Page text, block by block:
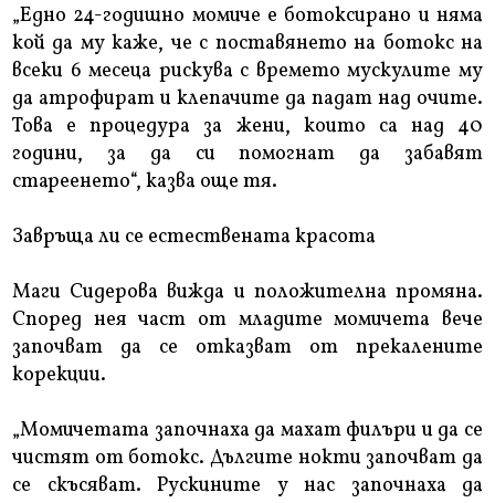
„Едно 24-годишно момиче е ботоксирано и няма
кой да му каже, че с поставянето на ботокс на
всеки 6 месеца рискува с времето мускулите му
да атрофират и клепачите да падат над очите.
Това е процедура за жени, които са над 40
години, за да си помогнат да забавят
стареенето“, казва още тя.
Завръща ли се естествената красота
Маги Сидерова вижда и положителна промяна.
Според нея част от младите момичета вече
започват да се отказват от прекалените
корекции.
„Момичетата започнаха да махат филъри и да се
чистят от ботокс. Дългите нокти започват да
се скъсяват. Рускините у нас започнаха да